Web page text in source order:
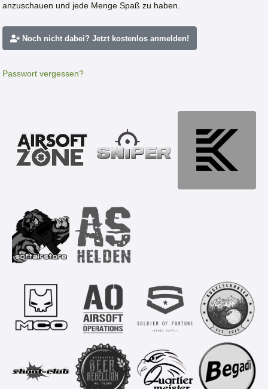
anzuschauen und jede Menge Spaß zu haben.
Noch nicht dabei? Jetzt kostenlos anmelden!
Passwort vergessen?